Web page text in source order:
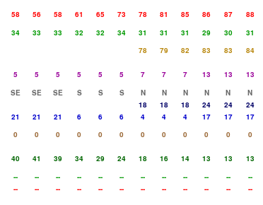
58 56 58 61 65 73 78 81 85 86 87 88
34 33 33 32 32 34 31 31 31 29 30 31
78 79 82 83 83 84
5 5 5 5 5 5 7 7 7 13 13 13
SE SE SE S S S N N N N N N
18 18 18 24 24 24
21 21 21 6 6 6 4 4 4 17 17 17
0 0 0 0 0 0 0 0 0 0 0 0
40 41 39 34 29 24 18 16 14 13 13 13
-- -- -- -- -- -- -- -- -- -- -- --
-- -- -- -- -- -- -- -- -- -- -- --